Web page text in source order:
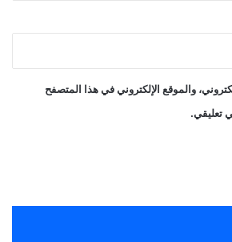
والموقع الإلكتروني في هذا المتصفح
تعليقي.